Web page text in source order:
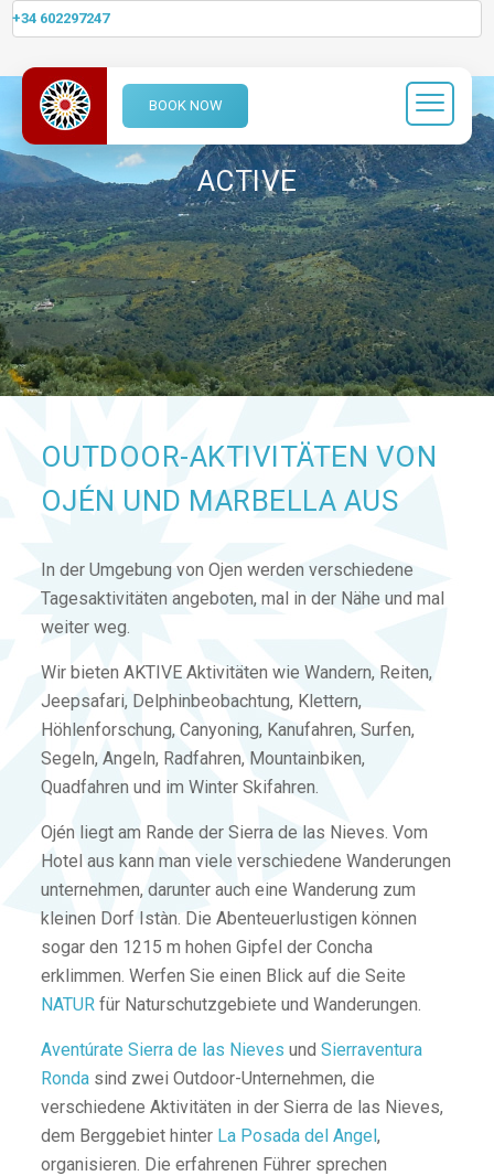
+34 602297247
BOOK NOW
ACTIVE
OUTDOOR-AKTIVITÄTEN VON
OJÉN UND MARBELLA AUS
In der Umgebung von Ojen werden verschiedene
Tagesaktivitäten angeboten, mal in der Nähe und mal
weiter weg.
Wir bieten AKTIVE Aktivitäten wie Wandern, Reiten,
Jeepsafari, Delphinbeobachtung, Klettern,
Höhlenforschung, Canyoning, Kanufahren, Surfen,
Segeln, Angeln, Radfahren, Mountainbiken,
Quadfahren und im Winter Skifahren.
Ojén liegt am Rande der Sierra de las Nieves. Vom
Hotel aus kann man viele verschiedene Wanderungen
unternehmen, darunter auch eine Wanderung zum
kleinen Dorf Istàn. Die Abenteuerlustigen können
sogar den 1215 m hohen Gipfel der Concha
erklimmen. Werfen Sie einen Blick auf die Seite
NATURfür Naturschutzgebiete und Wanderungen.
Aventúrate Sierra de las Nieves und Sierraventura
Rondasind zwei Outdoor-Unternehmen, die
verschiedene Aktivitäten in der Sierra de las Nieves,
dem Berggebiet hinterLa Posada del Angel,
organisieren. Die erfahrenen Führer sprechen